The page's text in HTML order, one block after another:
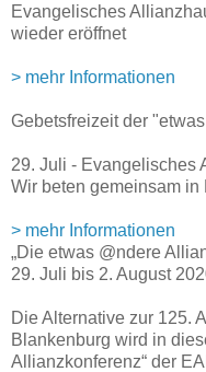
Evangelisches
wieder eröffnet
> mehr Informationen
Gebetsfreizeit der
29. Juli - Evangelisches
Wir beten gemeinsam
> mehr Informationen
„Die etwas @ndere
29. Juli bis 2. August
Die Alternative zur 125.
Blankenburg wird in
Allianzkonferenz“ der